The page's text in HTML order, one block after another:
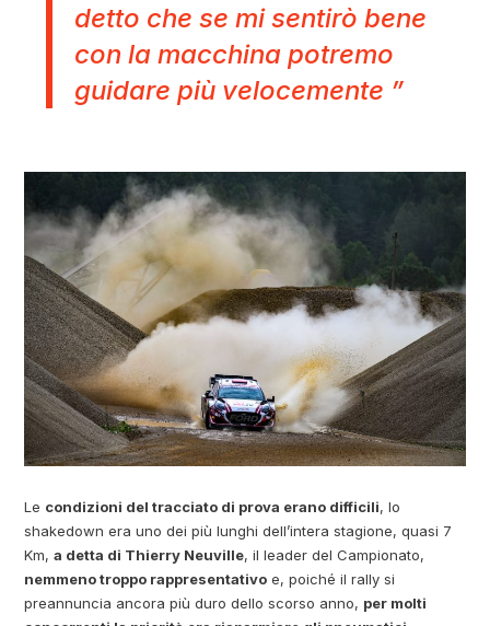
detto che se mi sentirò bene
con la macchina potremo
guidare più velocemente ”
Le condizioni del tracciato di prova erano difficili, lo
shakedown era uno dei più lunghi dell’intera stagione, quasi 7
Km,a detta di Thierry Neuville, il leader del Campionato,
nemmeno troppo rappresentativo e, poiché il rally si
preannuncia ancora più duro dello scorso anno, per molti